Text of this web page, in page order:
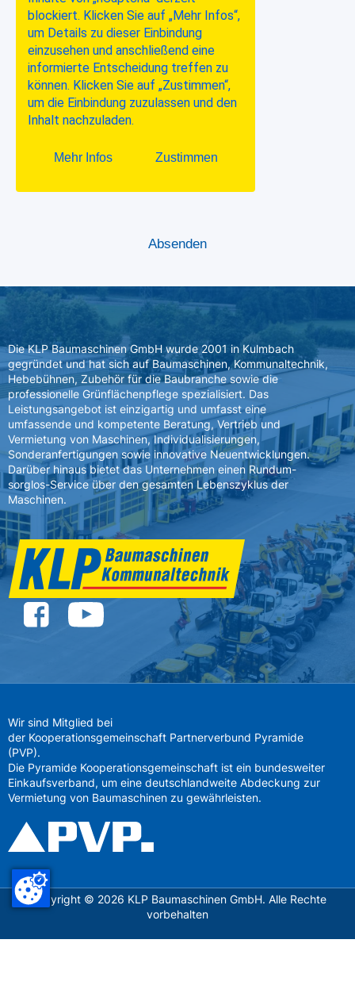
Die KLP Baumaschinen GmbH wurde 2001 in Kulmbach
gegründet und hat sich auf Baumaschinen, Kommunaltechnik,
Hebebühnen, Zubehör für die Baubranche sowie die
professionelle Grünflächenpflege spezialisiert. Das
Leistungsangebot ist einzigartig und umfasst eine
umfassende und kompetente Beratung, Vertrieb und
Vermietung von Maschinen, Individualisierungen,
Sonderanfertigungen sowie innovative Neuentwicklungen.
Darüber hinaus bietet das Unternehmen einen Rundum-
sorglos-Service über den gesamten Lebenszyklus der
Maschinen.
Wir sind Mitglied bei
der Kooperationsgemeinschaft Partnerverbund Pyramide
(PVP).
Die Pyramide Kooperationsgemeinschaft ist ein bundesweiter
Einkaufsverband, um eine deutschlandweite Abdeckung zur
Vermietung von Baumaschinen zu gewährleisten.
Copyright © 2026 KLP Baumaschinen GmbH. Alle Rechte
vorbehalten